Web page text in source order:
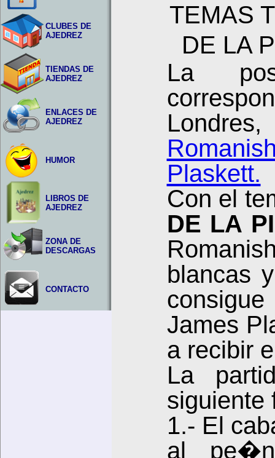
CLUBES DE
AJEDREZ
TIENDAS DE
AJEDREZ
ENLACES DE
AJEDREZ
HUMOR
LIBROS DE
AJEDREZ
ZONA DE
DESCARGAS
CONTACTO
TEMAS
DE LA
La
Plaskett.
Con el
DE LA
blancas
James
a recibir
La
siguiente
1.- El
al